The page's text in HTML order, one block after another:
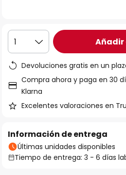
imágenes
1 Añadir
Devoluciones gratis en un
Compra ahora y paga en 30
Klarna
Excelentes valoraciones en
Información de entrega
Últimas unidades disponibles
Tiempo de entrega: 3 - 6 días